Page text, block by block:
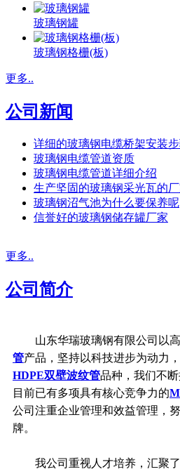
玻璃钢罐
玻璃钢格栅(板)
更多..
公司新闻
详细的玻璃钢电缆桥架安装
玻璃钢电缆管道资质
玻璃钢电缆管道详细介绍
生产坚固的玻璃钢采光瓦的
玻璃钢沼气池为什么要保养呢
信誉好的玻璃钢储存罐厂家
更多..
公司简介
山东华瑞玻璃钢有限公司以高
管产品，坚持以科技进步为动力
HDPE双壁波纹管品种，我们不
目前已有多项具有核心竞争力的
公司注重企业管理和效益管理，
牌。
我公司重视人才培养，汇聚了